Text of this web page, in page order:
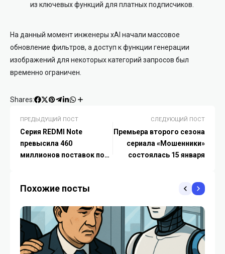
из ключевых функций для платных подписчиков.
На данный момент инженеры xAI начали массовое
обновление фильтров, а доступ к функции генерации
изображений для некоторых категорий запросов был
временно ограничен.
Shares:
ПРЕДЫДУЩИЙ ПОСТ
Серия REDMI Note
превысила 460
миллионов поставок по
среднем ценовом
СЛЕДУЮЩИЙ ПОСТ
Премьера второго сезона
сериала «Мошенники»
состоялась 15 января
Похожие посты